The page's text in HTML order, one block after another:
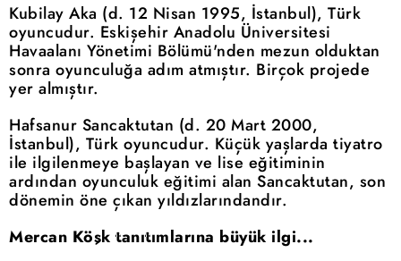
Kubilay Aka (d. 12 Nisan 1995, İstanbul), Türk
oyuncudur. Eskişehir Anadolu Üniversitesi
Havaalanı Yönetimi Bölümü'nden mezun olduktan
sonra oyunculuğa adım atmıştır. Birçok projede
yer almıştır.
Hafsanur Sancaktutan (d. 20 Mart 2000,
İstanbul), Türk oyuncudur. Küçük yaşlarda tiyatro
ile ilgilenmeye başlayan ve lise eğitiminin
ardından oyunculuk eğitimi alan Sancaktutan, son
dönemin öne çıkan yıldızlarındandır.
Mercan Köşk tanıtımlarına büyük ilgi...